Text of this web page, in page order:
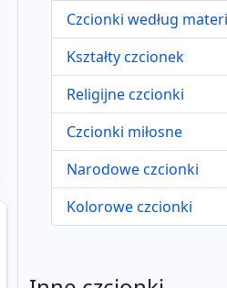
Czcionki według
Kształty czcionek
Religijne czcionki
Czcionki miłosne
Narodowe czcionki
Kolorowe czcionki